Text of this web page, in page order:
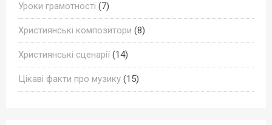
Уроки грамотності (7)
Християнські композитори (8)
Християнські сценарії (14)
Цікаві факти про музику (15)